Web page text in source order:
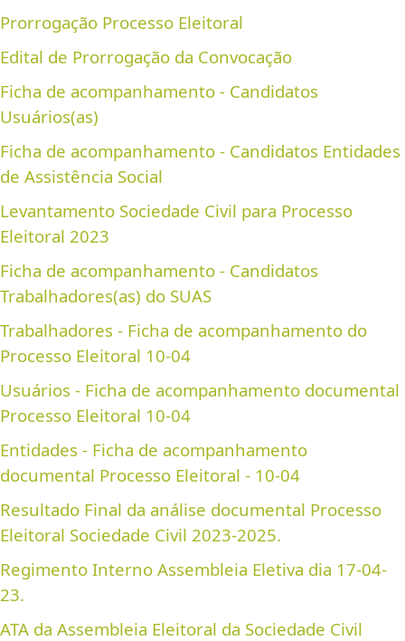
Prorrogação Processo Eleitoral
Edital de Prorrogação da Convocação
Ficha de acompanhamento - Candidatos
Usuários(as)
Ficha de acompanhamento - Candidatos Entidades
de Assistência Social
Levantamento Sociedade Civil para Processo
Eleitoral 2023
Ficha de acompanhamento - Candidatos
Trabalhadores(as) do SUAS
Trabalhadores - Ficha de acompanhamento do
Processo Eleitoral 10-04
Usuários - Ficha de acompanhamento documental
Processo Eleitoral 10-04
Entidades - Ficha de acompanhamento
documental Processo Eleitoral - 10-04
Resultado Final da análise documental Processo
Eleitoral Sociedade Civil 2023-2025.
Regimento Interno Assembleia Eletiva dia 17-04-
23.
ATA da Assembleia Eleitoral da Sociedade Civil